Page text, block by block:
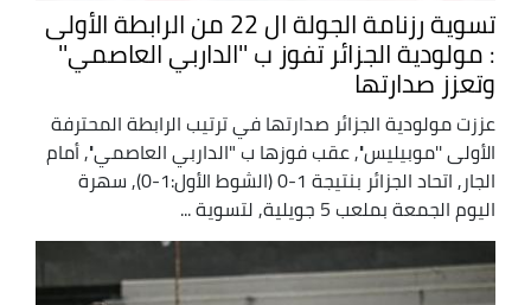
تسوية رزنامة الجولة ال 22 من الرابطة الأولى
: مولودية الجزائر تفوز ب ''الداربي العاصمي''
وتعزز صدارتها
عززت مولودية الجزائر صدارتها في ترتيب الرابطة المحترفة
الأولى ''موبيليس'', عقب فوزها ب "الداربي العاصمي'', أمام
الجار, اتحاد الجزائر بنتيجة 1-0 (الشوط الأول:1-0), سهرة
اليوم الجمعة بملعب 5 جويلية, لتسوية ...